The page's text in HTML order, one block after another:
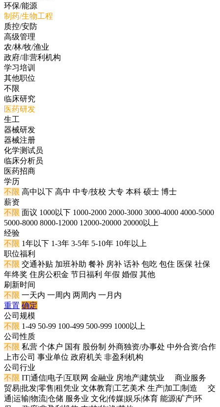
环保/能源
制药/生物工程
质控/安防
高级管理
农/林/牧/渔业
政府/非营利机构
学习培训
其他职位
不限
临床研究
医药研发
生工
器械研发
器械注册
化学测试员
临床分析员
医药招商
学历
不限 高中以下 高中 中专/技校 大专 本科 硕士 博士
薪资
不限 面议 1000以下 1000-2000 2000-3000 3000-4000 4000-5000
5000-8000 8000-12000 12000-20000 20000以上
经验
不限 1年以下 1-3年 3-5年 5-10年 10年以上
职位福利
不限 交通补贴 加班补助 餐补 房补 话补 包吃 包住 医保 社保
年终奖 住房公积金 节日福利 年假 婚假 其他
刷新时间
不限 一天内 一周内 两周内 一月内
重置 确定
公司规模
不限 1-49 50-99 100-499 500-999 1000以上
公司性质
不限 私营 个体户 国有 股份制 外商独资/办事处 中外合资/合作
上市公司 事业单位 政府机关 非盈利机构
公司行业
不限 IT|通信|电子|互联网 金融业 房地产|建筑业
商业服务
贸易|批发|零售|租凭业 文体教育|工艺美术 生产|加工|制造
交
通|运输|物流|仓储 服务业 文化|传媒|娱乐|体育 能源|矿产|环